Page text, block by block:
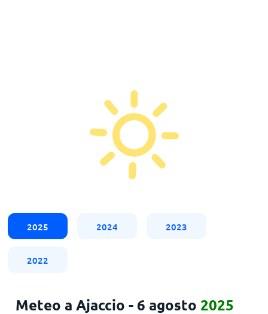
2025 2024 2023
2022
Meteo a Ajaccio - 6 agosto 2025